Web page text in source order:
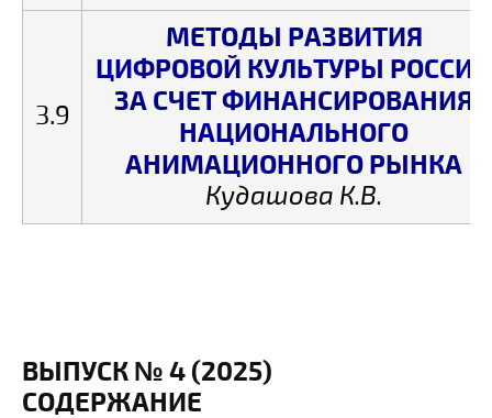
3.9
МЕТОДЫ РАЗВИТИЯ
ЦИФРОВОЙ КУЛЬТУРЫ РОССИИ
ЗА СЧЕТ ФИНАНСИРОВАНИЯ
НАЦИОНАЛЬНОГО
АНИМАЦИОННОГО РЫНКА
Кудашова К.В.
ВЫПУСК № 4 (2025)
СОДЕРЖАНИЕ